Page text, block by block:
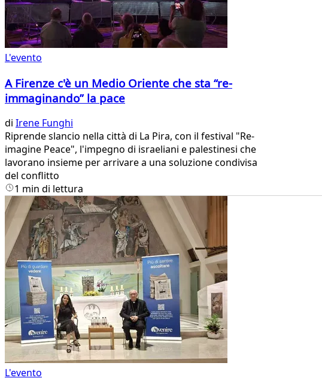
L'evento
A Firenze c'è un Medio Oriente che sta “re-
immaginando” la pace
di Irene Funghi
Riprende slancio nella città di La Pira, con il festival "Re-
imagine Peace", l'impegno di israeliani e palestinesi che
lavorano insieme per arrivare a una soluzione condivisa
del conflitto
1 min di lettura
L'evento